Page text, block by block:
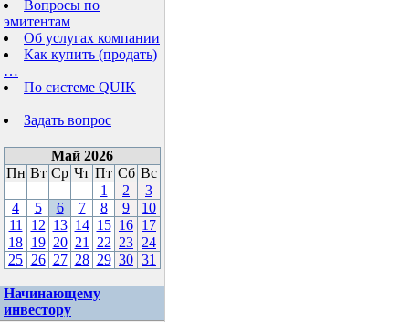
Вопросы по
эмитентам
Об услугах компании
Как купить (продать)
…
По системе QUIK
Задать вопрос
Май 2026
Пн Вт Ср Чт Пт Сб Вс
1
2
3
4
5 6 7 8 9
10
11
12 13 14 15 16 17
18 19 20 21 22 23 24
25 26 27 28 29 30 31
Начинающему
инвестору